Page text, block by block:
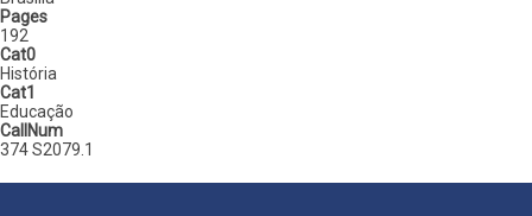
Pages
192
Cat0
História
Cat1
Educação
CallNum
374 S2079.1